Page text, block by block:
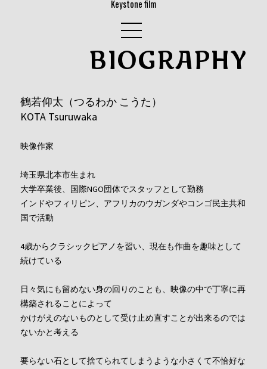
Keystone film
BIOGRAPHY
鶴若仰太（つるわか こうた）
KOTA Tsuruwaka
映像作家
埼玉県北本市生まれ
大学卒業後、国際NGO団体でスタッフとして勤務
インドやフィリピン、アフリカのウガンダやコンゴ民主共和
国で活動
4歳からクラシックピアノを習い、現在も作曲を趣味として
続けている
日々気にも留めない身の回りのことも、映像の中で丁寧に再
構築されることによって
かけがえのないものとして受け止め直すことが出来るのでは
ないかと考える
要らない石として捨てられてしまうような小さくて不恰好な